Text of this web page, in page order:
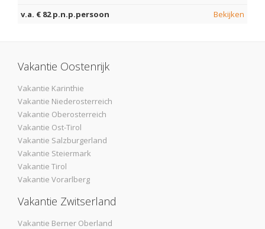
v.a. € 82 p.n.p.persoon Bekijken
Vakantie Oostenrijk
Vakantie Karinthie
Vakantie Niederosterreich
Vakantie Oberosterreich
Vakantie Ost-Tirol
Vakantie Salzburgerland
Vakantie Steiermark
Vakantie Tirol
Vakantie Vorarlberg
Vakantie Zwitserland
Vakantie Berner Oberland